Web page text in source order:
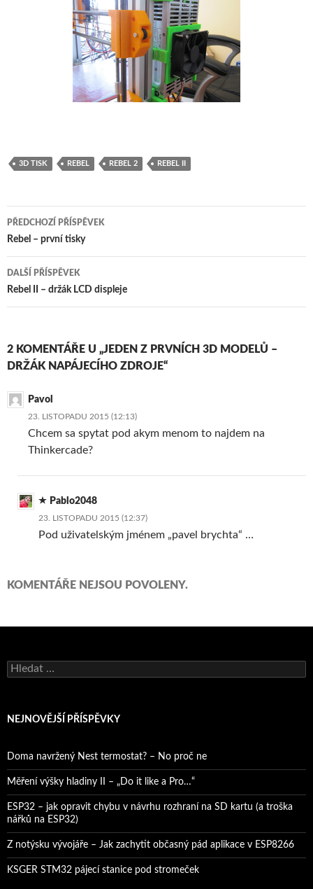
3D TISK REBEL REBEL 2 REBEL II
Navigace
pro
příspěvky
PŘEDCHOZÍ PŘÍSPĚVEK
Rebel – první tisky
DALŠÍ PŘÍSPĚVEK
Rebel II – držák LCD displeje
2 KOMENTÁŘE U „JEDEN Z PRVNÍCH 3D MODELŮ –
DRŽÁK NAPÁJECÍHO ZDROJE“
Pavol
23. LISTOPADU 2015 (12:13)
Chcem sa spytat pod akym menom to najdem na
Thinkercade?
Pablo2048
23. LISTOPADU 2015 (12:37)
Pod uživatelským jménem „pavel brychta“ …
KOMENTÁŘE NEJSOU POVOLENY.
Vyhledávání
NEJNOVĚJŠÍ PŘÍSPĚVKY
Doma navržený Nest termostat? – No proč ne
Měření výšky hladiny II – „Do it like a Pro…“
ESP32 – jak opravit chybu v návrhu rozhraní na SD kartu (a troška
nářků na ESP32)
Z notýsku vývojáře – Jak zachytit občasný pád aplikace v ESP8266
KSGER STM32 pájecí stanice pod stromeček